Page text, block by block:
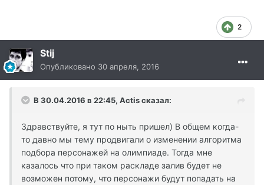
2
Stij
Опубликовано 30 апреля, 2016
В 30.04.2016 в 22:45, Actis сказал:
Здравствуйте, я тут по ныть пришел) В общем когда-
то давно мы тему продвигали о изменении алгоритма
подбора персонажей на олимпиаде. Тогда мне
казалось что при таком раскладе залив будет не
возможен потому, что персонажи будут попадать на